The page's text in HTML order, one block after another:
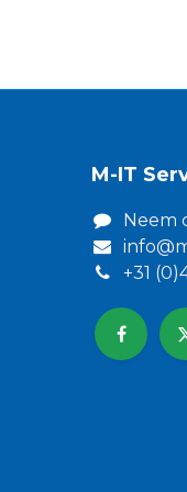
M-IT
Neem
+31